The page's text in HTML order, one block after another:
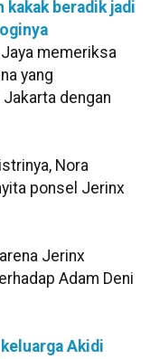
kakak beradik jadi
memeriksa
yang
dengan
Nora
ponsel Jerinx
Jerinx
Adam Deni
Akidi